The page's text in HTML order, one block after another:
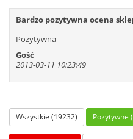
Bardzo pozytywna ocena
Pozytywna
Gość
2013-03-11 10:23:49
Wszystkie (19232) Pozytywne